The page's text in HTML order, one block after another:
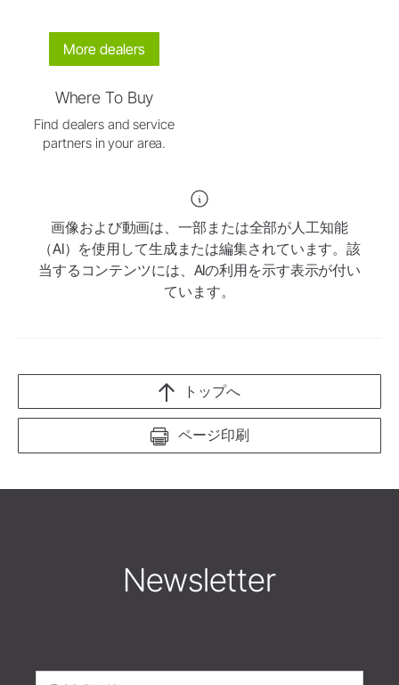
More dealers
Where To Buy
Find dealers and service
partners in your area.
画像および動画は、一部または全部が人工知能
（AI）を使用して生成または編集されています。該
当するコンテンツには、AIの利用を示す表示が付い
ています。
ページ印刷
トップへ
Newsletter